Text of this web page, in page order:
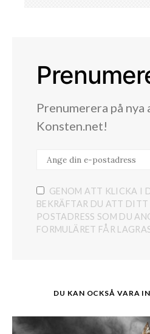
Prenumerera på
Konsten.net!
GENOM ATT KLICKA I
BEKRÄFTAR DU ATT
POSTADRESS SOM DU
FORMULÄRET FÅR
DU KAN OCKSÅ VARA